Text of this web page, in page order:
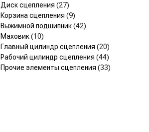
Диск сцепления (27)
Корзина сцепления (9)
Выжимной подшипник(42)
Маховик(10)
Главный цилиндр сцепления (20)
Рабочий цилиндр сцепления (44)
Прочие элементы сцепления (33)